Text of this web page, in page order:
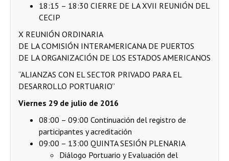
18:15 – 18:30 CIERRE DE LA XVII REUNIÓN DEL
CECIP
X REUNIÓN ORDINARIA
DE LA COMISIÓN INTERAMERICANA DE PUERTOS
DE LA ORGANIZACIÓN DE LOS ESTADOS AMERICANOS
“ALIANZAS CON EL SECTOR PRIVADO PARA EL
DESARROLLO PORTUARIO”
Viernes 29 de julio de 2016
08:00 – 09:00 Continuación del registro de
participantes y acreditación
09:00 – 13:00 QUINTA SESIÓN PLENARIA
Diálogo Portuario y Evaluación del